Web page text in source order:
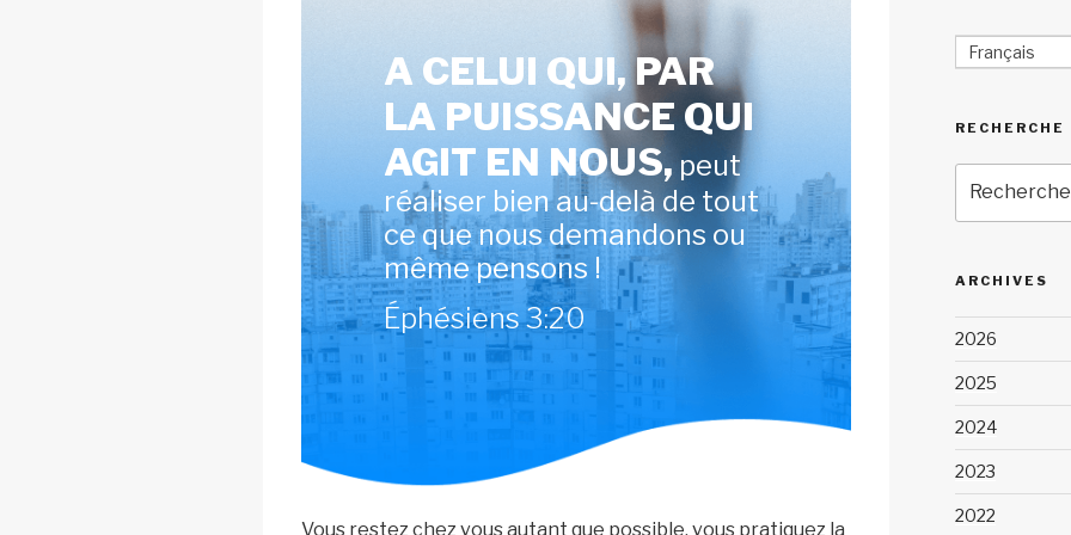
A CELUI QUI, PAR
LA PUISSANCE QUI
AGIT EN NOUS, peut
réaliser bien au-delà de tout
ce que nous demandons ou
même pensons !
Éphésiens 3:20
Vous restez chez vous autant que possible, vous pratiquez la
Français
RECHERCHE
pour
:
ARCHIVES
2026
2025
2024
2023
2022